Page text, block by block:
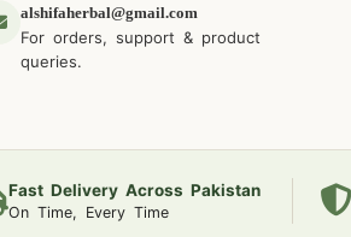
alshifaherbal@gmail.com
For orders, support & product
queries.
Fast Delivery Across Pakistan
On Time, Every Time